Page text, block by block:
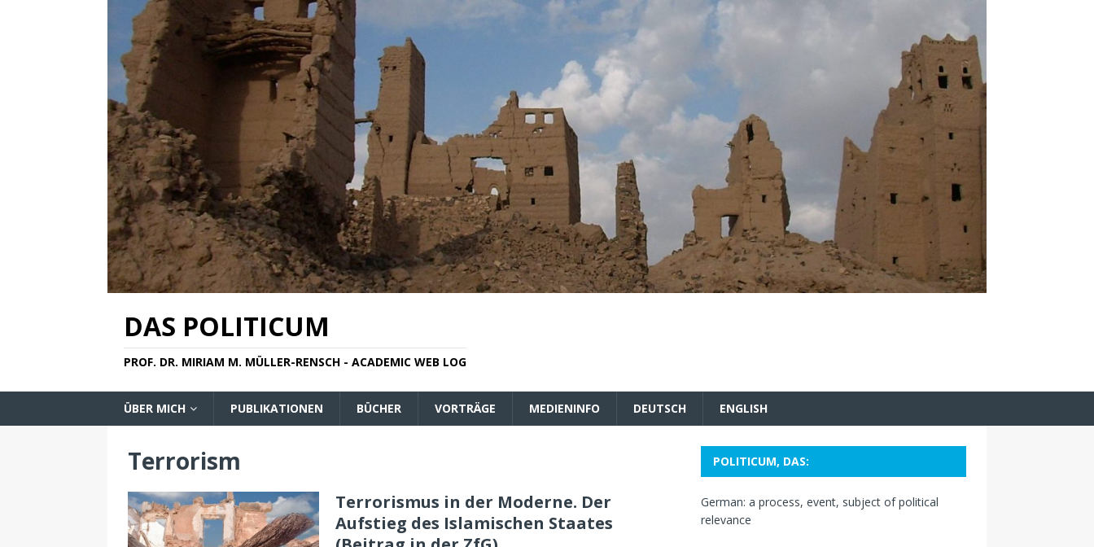
DAS POLITICUM
PROF. DR. MIRIAM M. MÜLLER-RENSCH - ACADEMIC WEB LOG
ÜBER MICH PUBLIKATIONEN BÜCHER VORTRÄGE MEDIENINFO DEUTSCH ENGLISH
Terrorism
Terrorismus in der Moderne. Der
Aufstieg des Islamischen Staates
POLITICUM, DAS:
German: a process, event, subject of political
relevance